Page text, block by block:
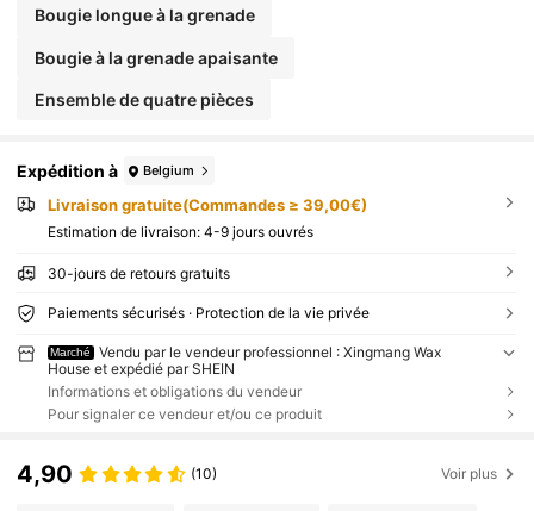
Bougie longue à la grenade
Bougie à la grenade apaisante
Ensemble de quatre pièces
Expédition à Belgium
Livraison gratuite(Commandes ≥ 39,00€)
Estimation de livraison: 4-9 jours ouvrés
30-jours de retours gratuits
Paiements sécurisés · Protection de la vie privée
Marché
Vendu par le vendeur professionnel : Xingmang Wax
House et expédié par SHEIN
Informations et obligations du vendeur
Pour signaler ce vendeur et/ou ce produit
4,90 (10) Voir plus